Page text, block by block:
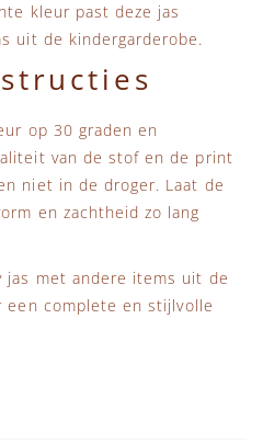
kleur past deze jas
uit de kindergarderobe.
op 30 graden en
van de stof en de print
niet in de droger. Laat de
en zachtheid zo lang
jas met andere items uit de
een complete en stijlvolle